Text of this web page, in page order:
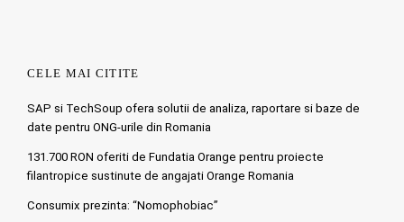
CELE MAI CITITE
SAP si TechSoup ofera solutii de analiza, raportare si baze de
date pentru ONG-urile din Romania
131.700 RON oferiti de Fundatia Orange pentru proiecte
filantropice sustinute de angajati Orange Romania
Consumix prezinta: “Nomophobiac”